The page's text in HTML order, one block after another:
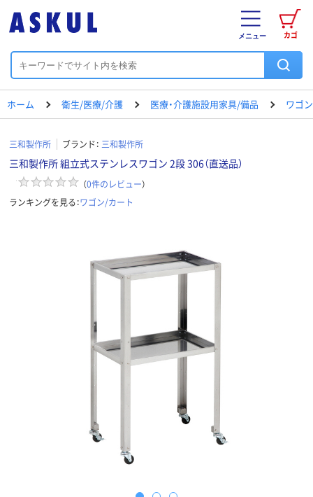
カゴ
メニュー
ホーム 衛生/医療/介護 医療・介護施設用家具/備品 ワゴ
三和製作所 ブランド： 三和製作所
三和製作所 組立式ステンレスワゴン 2段 306（直送品）
（0件のレビュー）
ランキングを見る：ワゴン/カート